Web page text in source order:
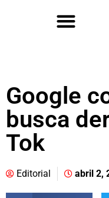
Google
busca
Tok
Editorial abril 2,